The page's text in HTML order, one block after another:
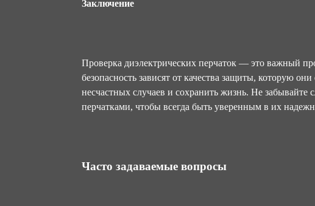
Заключение
Проверка диэлектрических перчаток — это важный
безопасность зависят от качества защиты, которую
несчастных случаев и сохранить жизнь. Не забывайте
перчатками, чтобы всегда быть уверенным в их
Часто задаваемые вопросы